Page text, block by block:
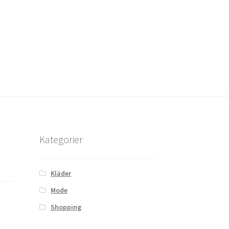
Kategorier
Kläder
Mode
Shopping